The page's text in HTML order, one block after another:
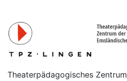
Theaterpädagogisches Zentrum